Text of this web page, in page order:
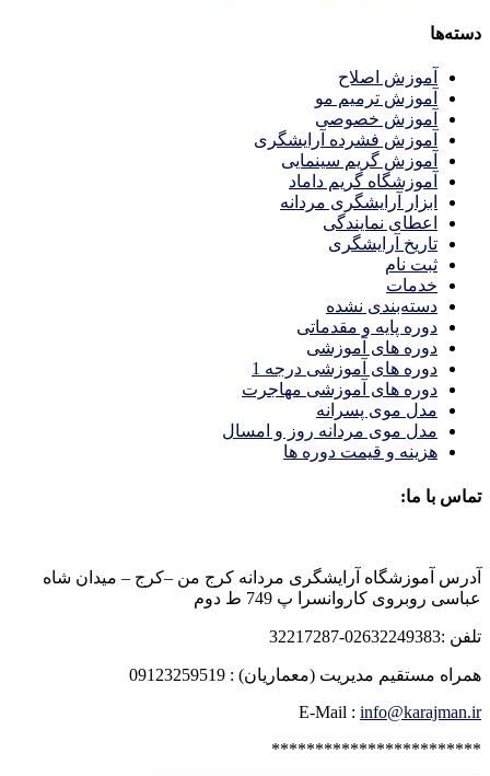
دسته‌ها
آموزش اصلاح
آموزش ترمیم مو
آموزش خصوصی
آموزش فشرده آرایشگری
آموزش گریم سینمایی
آموزشگاه گریم داماد
ابزار آرایشگری مردانه
اعطای نمایندگی
تاریخ آرایشگری
ثبت نام
خدمات
دسته‌بندی نشده
دوره پایه و مقدماتی
دوره های آموزشی
دوره های آموزشی درجه 1
دوره های آموزشی مهاجرت
مدل موی پسرانه
مدل موی مردانه روز و امسال
هزینه و قیمت دوره ها
تماس با ما:
آدرس آموزشگاه آرایشگری مردانه کرج من –کرج – میدان شاه
عباسی روبروی کاروانسرا پ 749 ط دوم
تلفن :02632249383-32217287
همراه مستقیم مدیریت (معماریان) : 09123259519
E-Mail : info@karajman.ir
************************